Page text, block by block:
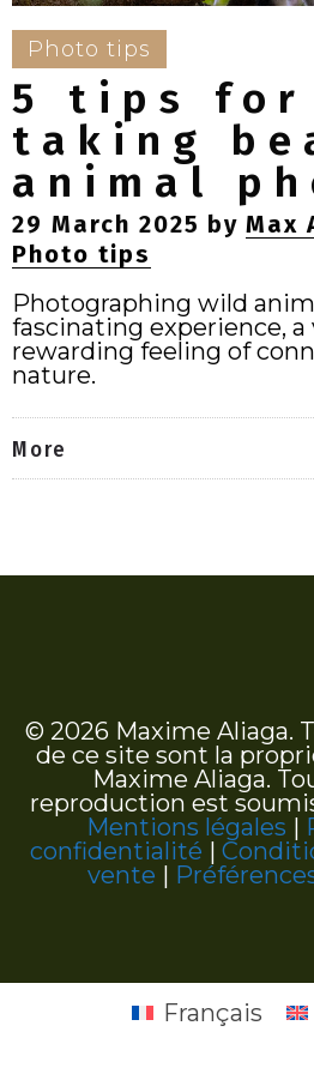
Photo tips
5 tips for
taking
animal
29 March 2025 by Max
Photo tips
Photographing wild
fascinating experience,
rewarding feeling of
nature.
More
© 2026 Maxime Aliaga.
de ce site sont la
Maxime Aliaga.
reproduction est
Mentions légales |
confidentialité |
vente |
Français